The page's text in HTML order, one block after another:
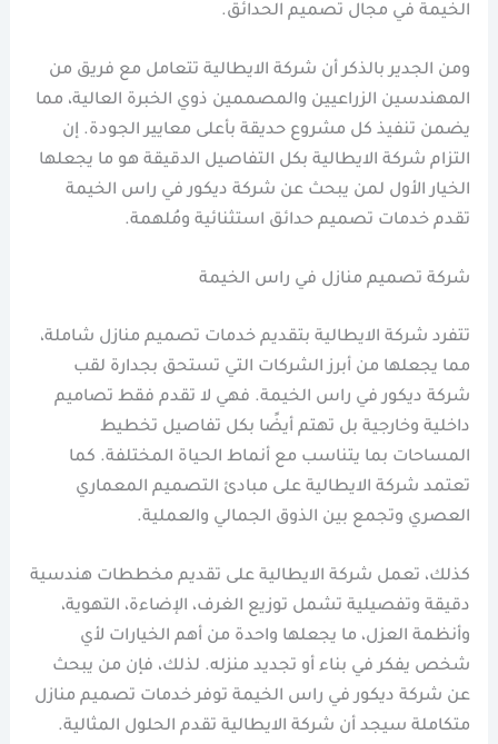
الخيمة في مجال تصميم الحدائق.
ومن الجدير بالذكر أن شركة الايطالية تتعامل مع فريق من
المهندسين الزراعيين والمصممين ذوي الخبرة العالية، مما
يضمن تنفيذ كل مشروع حديقة بأعلى معايير الجودة. إن
التزام شركة الايطالية بكل التفاصيل الدقيقة هو ما يجعلها
الخيار الأول لمن يبحث عن شركة ديكور في راس الخيمة
تقدم خدمات تصميم حدائق استثنائية ومُلهمة.
شركة تصميم منازل في راس الخيمة
تتفرد شركة الايطالية بتقديم خدمات تصميم منازل شاملة،
مما يجعلها من أبرز الشركات التي تستحق بجدارة لقب
شركة ديكور في راس الخيمة. فهي لا تقدم فقط تصاميم
داخلية وخارجية بل تهتم أيضًا بكل تفاصيل تخطيط
المساحات بما يتناسب مع أنماط الحياة المختلفة. كما
تعتمد شركة الايطالية على مبادئ التصميم المعماري
العصري وتجمع بين الذوق الجمالي والعملية.
كذلك، تعمل شركة الايطالية على تقديم مخططات هندسية
دقيقة وتفصيلية تشمل توزيع الغرف، الإضاءة، التهوية،
وأنظمة العزل، ما يجعلها واحدة من أهم الخيارات لأي
شخص يفكر في بناء أو تجديد منزله. لذلك، فإن من يبحث
عن شركة ديكور في راس الخيمة توفر خدمات تصميم منازل
متكاملة سيجد أن شركة الايطالية تقدم الحلول المثالية.